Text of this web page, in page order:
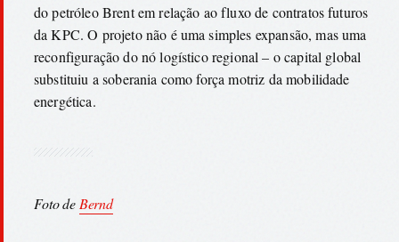
do petróleo Brent em relação ao fluxo de contratos futuros
da KPC. O projeto não é uma simples expansão, mas uma
reconfiguração do nó logístico regional – o capital global
substituiu a soberania como força motriz da mobilidade
energética.
Foto de Bernd